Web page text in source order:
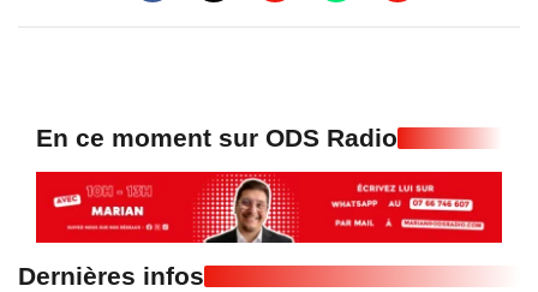
En ce moment sur ODS Radio
Dernières infos